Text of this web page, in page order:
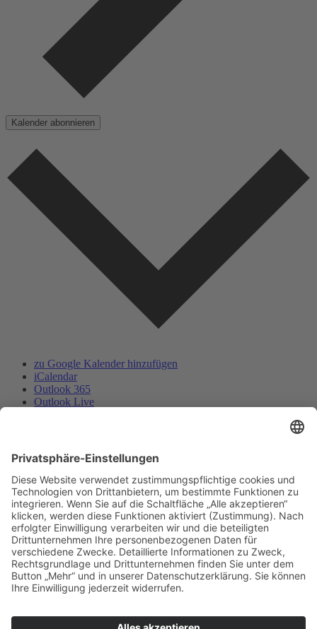
Kalender abonnieren
zu Google Kalender hinzufügen
iCalendar
Outlook 365
Outlook Live
Deutscher Alpenverein e.V.
Sektion Baden-Baden/Murgtal
Flugstraße 17
76532 Baden-Baden
Gewerbegebiet Oos-West
E-Mail senden
Telefon Geschäftsstelle:
07221 17200
Telefon Kletterhalle:
07221 968513
Newsletter abonnieren…